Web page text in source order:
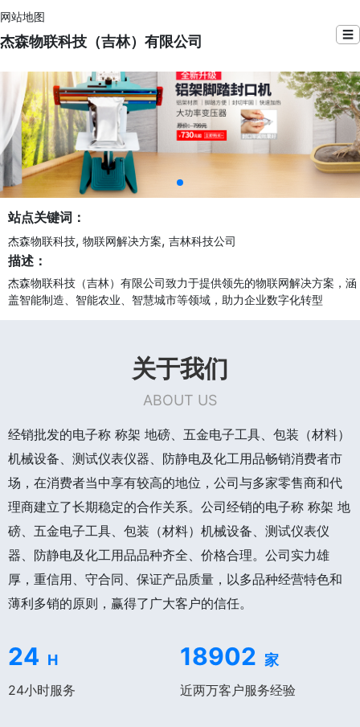
网站地图
杰森物联科技（吉林）有限公司 ☰
站点关键词：
杰森物联科技, 物联网解决方案, 吉林科技公司
描述：
杰森物联科技（吉林）有限公司致力于提供领先的物联网解决方案，涵
盖智能制造、智能农业、智慧城市等领域，助力企业数字化转型
关于我们
ABOUT US
经销批发的电子称 称架 地磅、五金电子工具、包装（材料）
机械设备、测试仪表仪器、防静电及化工用品畅销消费者市
场，在消费者当中享有较高的地位，公司与多家零售商和代
理商建立了长期稳定的合作关系。公司经销的电子称 称架 地
磅、五金电子工具、包装（材料）机械设备、测试仪表仪
器、防静电及化工用品品种齐全、价格合理。公司实力雄
厚，重信用、守合同、保证产品质量，以多品种经营特色和
薄利多销的原则，赢得了广大客户的信任。
24 H
24小时服务
18902 家
近两万客户服务经验